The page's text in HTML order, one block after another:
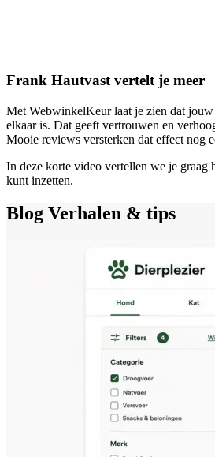
Frank Hautvast vertelt je meer
Met WebwinkelKeur laat je zien dat
elkaar is. Dat geeft vertrouwen en
Mooie reviews versterken dat effect nog
In deze korte video vertellen we je
kunt inzetten.
Blog Verhalen & tips